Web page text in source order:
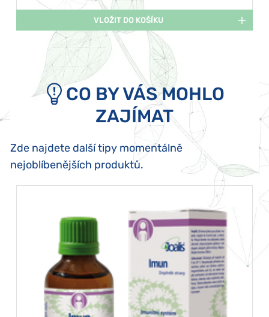
VLOŽIT DO KOŠÍKU
CO BY VÁS MOHLO
ZAJÍMAT
Zde najdete další tipy momentálně
nejoblíbenějších produktů.